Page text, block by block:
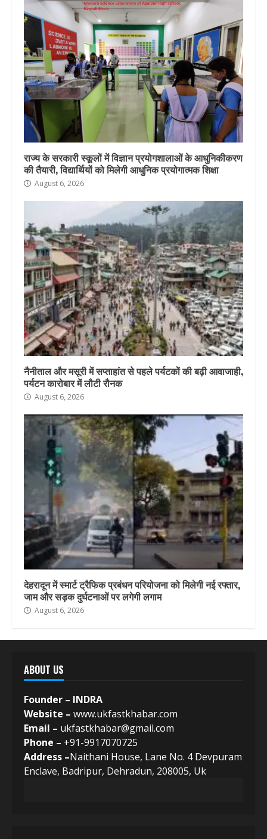
राज्य के सरकारी स्कूलों में विज्ञान प्रयोगशालाओं के आधुनिकीकरण
की तैयारी, विद्यार्थियों को मिलेगी आधुनिक प्रयोगात्मक शिक्षा
August 6, 2026
नैनीताल और मसूरी में सप्ताहांत से पहले पर्यटकों की बढ़ी आवाजाही,
पर्यटन कारोबार में लौटी रौनक
August 6, 2026
देहरादून में स्मार्ट ट्रैफिक प्रबंधन परियोजना को मिलेगी नई रफ्तार,
जाम और सड़क दुर्घटनाओं पर लगेगी लगाम
August 6, 2026
ABOUT US
Founder – INDRA
Website – www.ukfastkhabar.com
Email – ukfastkhabar@gmail.com
Phone – +91-9917070725
Address –Naithani House, Lane No. 4 Devpuram
Enclave, Badripur, Dehradun, 208005, Uk